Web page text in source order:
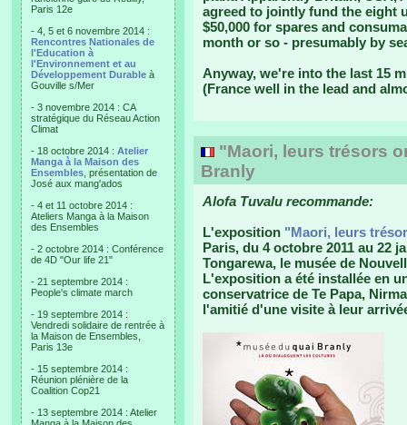
Paris 12e
- 4, 5 et 6 novembre 2014 :
Rencontres Nationales de
l'Education à
l'Environnement et au
Développement Durable à
Gouville s/Mer
- 3 novembre 2014 : CA
stratégique du Réseau Action
Climat
- 18 octobre 2014 : Atelier
Manga à la Maison des
Ensembles , présentation de
José aux mang'ados
- 4 et 11 octobre 2014 :
Ateliers Manga à la Maison
des Ensembles
- 2 octobre 2014 : Conférence
de 4D "Our life 21"
- 21 septembre 2014 :
People's climate march
- 19 septembre 2014 :
Vendredi solidaire de rentrée à
la Maison de Ensembles,
Paris 13e
- 15 septembre 2014 :
Réunion plénière de la
Coalition Cop21
- 13 septembre 2014 : Atelier
agreed to jointly fund the eight
$50,000 for spares and
month or so - presumably by
Anyway, we're into the last 15
(France well in the lead and
"Maori, leurs trésors
Branly
Alofa Tuvalu recommande:
L'exposition "Maori, leurs
Paris, du 4 octobre 2011 au 22
Tongarewa, le musée de
L'exposition a été installée en
conservatrice de Te Papa,
l'amitié d'une visite à leur